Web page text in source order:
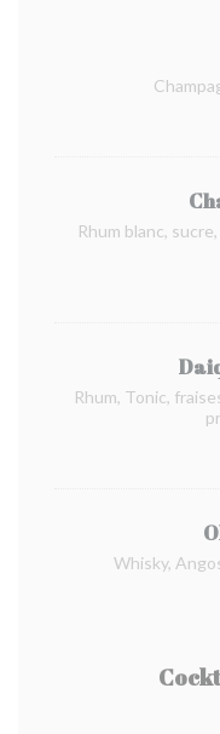
Rhum blanc,
Rhum, Tonic,
Whisky,